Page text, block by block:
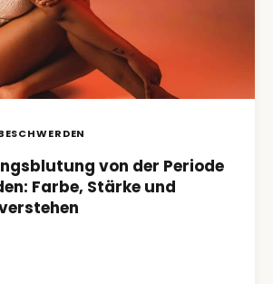
von der Periode
Farbe, Stärke und